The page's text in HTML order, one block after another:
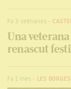
Fa 3 setmanes -
Una
renascut
Fa 1 mes - LES